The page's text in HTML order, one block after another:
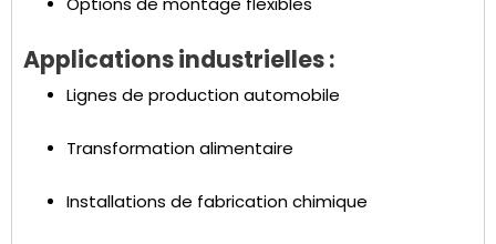
Applications industrielles :
Lignes de production automobile
Transformation alimentaire
Installations de fabrication chimique